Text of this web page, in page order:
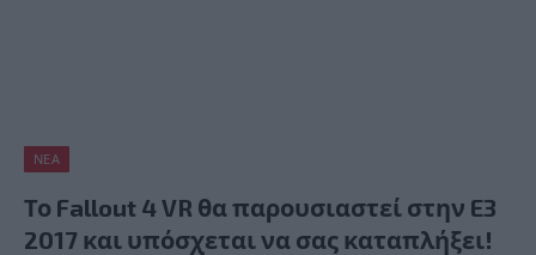
ΝΈΑ
Το Fallout 4 VR θα παρουσιαστεί στην E3
2017 και υπόσχεται να σας καταπλήξει!